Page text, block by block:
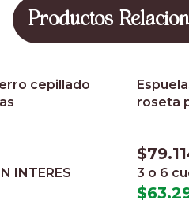
Productos
cepillado
INTERES
roseta
$
3 o 6
$